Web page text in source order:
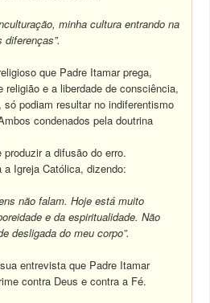
minha cultura entrando na
que Padre Itamar prega,
religião e a liberdade de consciência,
podiam resultar no indiferentismo
condenados pela doutrina
a difusão do erro.
Igreja Católica, dizendo:
não falam. Hoje está muito
e da espiritualidade. Não
desligada do meu corpo”.
entrevista que Padre Itamar
contra Deus e contra a Fé.